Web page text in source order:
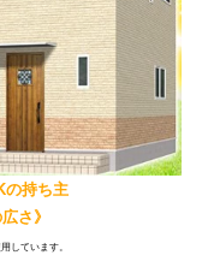
の持ち主
さ》
しています。